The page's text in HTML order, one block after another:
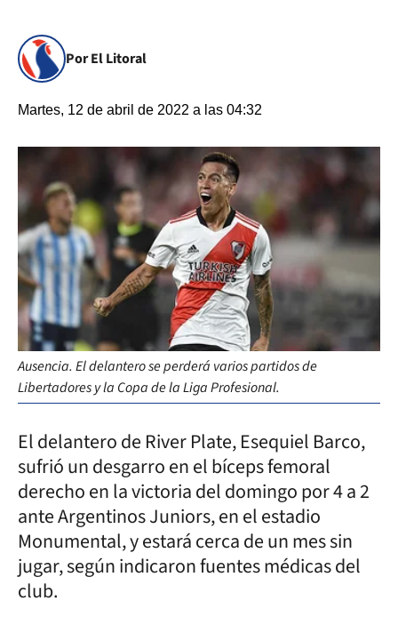
Por El Litoral
Martes, 12 de abril de 2022 a las 04:32
Ausencia. El delantero se perderá varios partidos de
Libertadores y la Copa de la Liga Profesional.
El delantero de River Plate, Esequiel Barco,
sufrió un desgarro en el bíceps femoral
derecho en la victoria del domingo por 4 a 2
ante Argentinos Juniors, en el estadio
Monumental, y estará cerca de un mes sin
jugar, según indicaron fuentes médicas del
club.